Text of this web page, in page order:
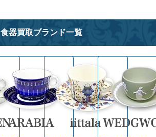
食器買取ブランド一覧